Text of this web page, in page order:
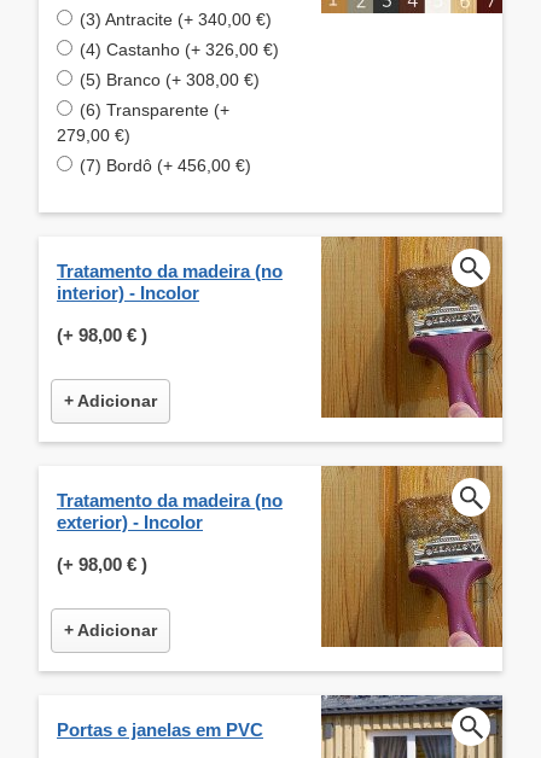
(3) Antracite (+ 340,00 €)
(4) Castanho (+ 326,00 €)
(5) Branco (+ 308,00 €)
(6) Transparente (+
279,00 €)
(7) Bordô (+ 456,00 €)
Tratamento da madeira (no
interior) - Incolor
(+ 98,00 € )
+ Adicionar
Tratamento da madeira (no
exterior) - Incolor
(+ 98,00 € )
+ Adicionar
Portas e janelas em PVC